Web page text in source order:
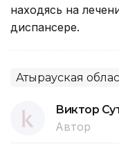
находясь на
диспансере.
Атырауская
Виктор
Автор